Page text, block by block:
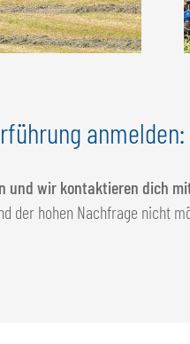
anmelden:
und wir kontaktieren dich
der hohen Nachfrage nicht